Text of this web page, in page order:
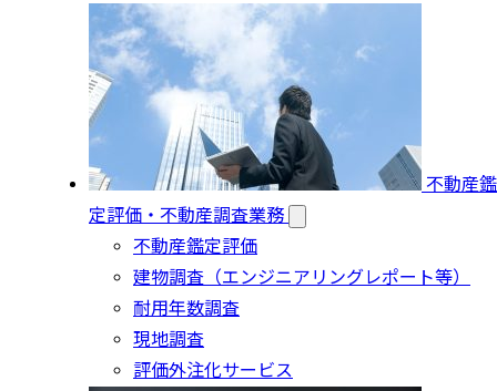
不動産鑑
定評価・不動産調査業務
不動産鑑定評価
建物調査（エンジニアリングレポート等）
耐用年数調査
現地調査
評価外注化サービス